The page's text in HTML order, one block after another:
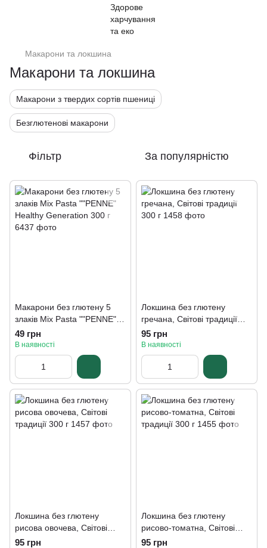
Макарони та локшина
Макарони та локшина
Макарони з твердих сортів пшениці
Безглютенові макарони
Фільтр За популярністю
Макарони без глютену 5
злаків Mix Pasta ""РENNE"
Healthy Generation 300 г
49 грн
В наявності
Локшина без глютену
гречана, Світові традиції
300 г
95 грн
В наявності
Локшина без глютену
рисова овочева, Світові
традиції 300 г
95 грн
Локшина без глютену
рисово-томатна, Світові
традиції 300 г
95 грн